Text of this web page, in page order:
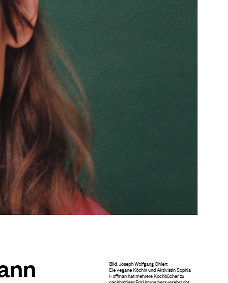
Bild: Joseph Wolfgang Ohlert
Die vegane Köchin und Aktivistin Sophia
Hoffman hat mehrere Kochbücher zu